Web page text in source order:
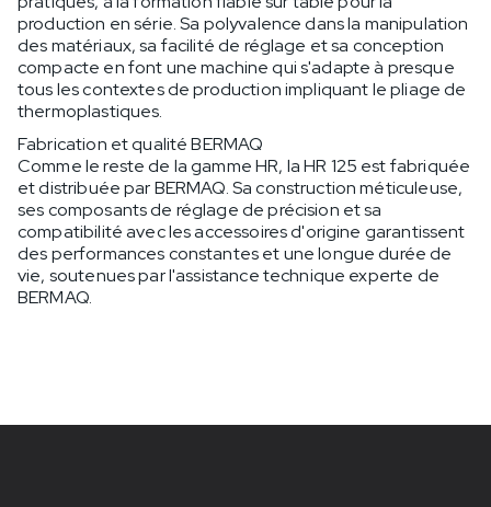
production en série. Sa polyvalence dans la manipulation
des matériaux, sa facilité de réglage et sa conception
compacte en font une machine qui s'adapte à presque
tous les contextes de production impliquant le pliage de
thermoplastiques.
Fabrication et qualité BERMAQ
Comme le reste de la gamme HR, la HR 125 est fabriquée
et distribuée par BERMAQ. Sa construction méticuleuse,
ses composants de réglage de précision et sa
compatibilité avec les accessoires d'origine garantissent
des performances constantes et une longue durée de
vie, soutenues par l'assistance technique experte de
BERMAQ.